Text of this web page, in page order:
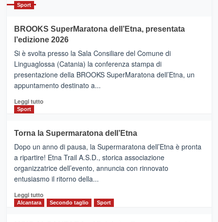
con
la
Al
via
i
collegamenti
Sport
BROOKS SuperMaratona dell’Etna, presentata
l’edizione 2026
Si è svolta presso la Sala Consiliare del Comune di
Linguaglossa (Catania) la conferenza stampa di
presentazione della BROOKS SuperMaratona dell’Etna, un
appuntamento destinato a...
Leggi tuttoLeggi
BROOKS
SuperMaratona
dell’Etna,
presentata
l’edizione
2026
Sport
Torna la Supermaratona dell’Etna
Dopo un anno di pausa, la Supermaratona dell’Etna è pronta
a ripartire! Etna Trail A.S.D., storica associazione
organizzatrice dell’evento, annuncia con rinnovato
entusiasmo il ritorno della...
Leggi tuttoLeggi
Alcantara Secondo taglio Sport